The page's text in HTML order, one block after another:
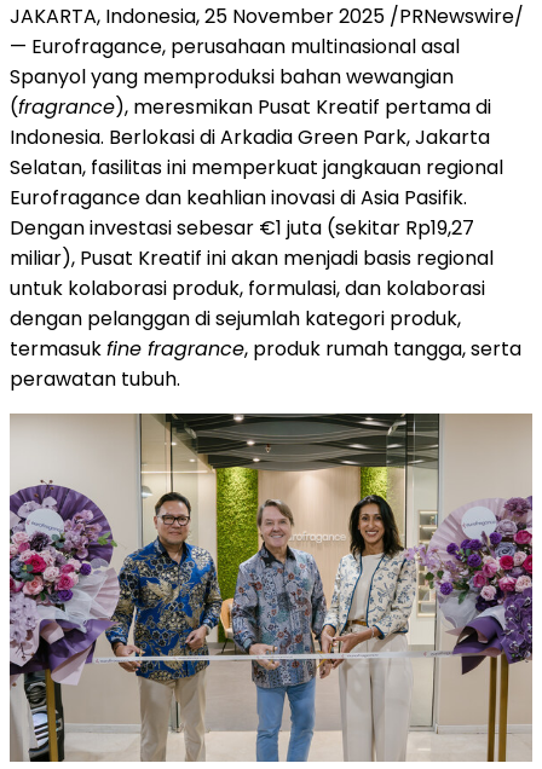
JAKARTA, Indonesia,25 November 2025 /PRNewswire/
— Eurofragance, perusahaan multinasional asal
Spanyol yang memproduksi bahan wewangian
(fragrance), meresmikan Pusat Kreatif pertama di
Indonesia. Berlokasi diArkadia Green Park, Jakarta
Selatan, fasilitas ini memperkuat jangkauan regional
Eurofragance dan keahlian inovasi di Asia Pasifik.
Dengan investasi sebesar €1 juta (sekitar Rp19,27
miliar), Pusat Kreatif ini akan menjadi basis regional
untuk kolaborasi produk, formulasi, dan kolaborasi
dengan pelanggan di sejumlah kategori produk,
termasukfine fragrance, produk rumah tangga, serta
perawatan tubuh.